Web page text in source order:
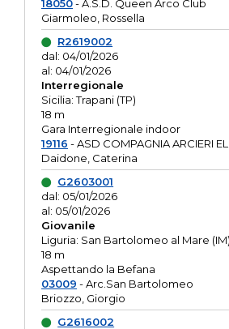
18050- A.S.D. Queen Arco Club
Giarmoleo, Rossella
R2619002
dal: 04/01/2026
al: 04/01/2026
Interregionale
Sicilia: Trapani (TP)
18 m
Gara Interregionale indoor
19116 - ASD COMPAGNIA ARCIERI
Daidone, Caterina
G2603001
dal: 05/01/2026
al: 05/01/2026
Giovanile
Liguria: San Bartolomeo al Mare (IM)
18 m
Aspettando la Befana
03009 - Arc.San Bartolomeo
Briozzo, Giorgio
G2616002